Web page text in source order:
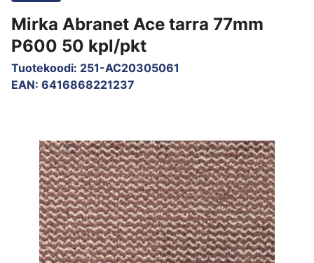
Mirka Abranet Ace tarra 77mm
P600 50 kpl/pkt
Tuotekoodi: 251-AC20305061
EAN: 6416868221237